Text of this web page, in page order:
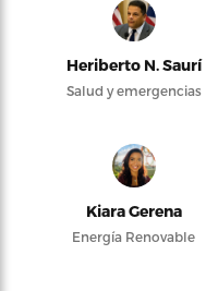
Heriberto N. Saurí
Salud y emergencias
Kiara Gerena
Energía Renovable